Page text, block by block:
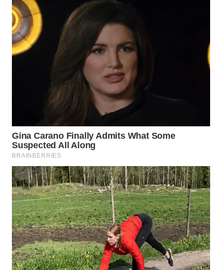
WN
SUKABUMI
WN
PURWAKARTA
SEMARANG
WN
SOLO
WN
BOROBUDUR
WN
MADURA